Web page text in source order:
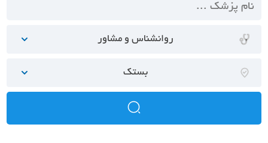
روانشناس و مشاور
بستک